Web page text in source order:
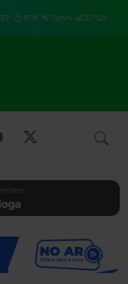
33° 87% 7km/h 27°/21°